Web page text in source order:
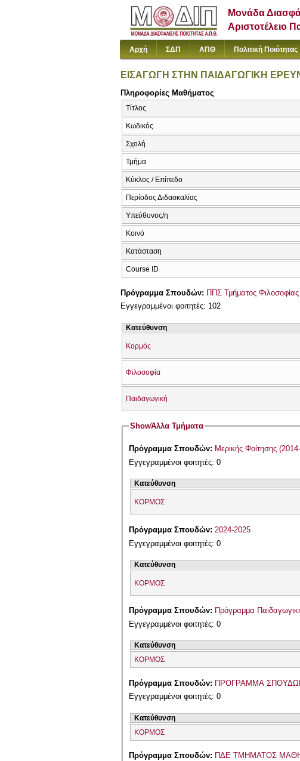
Μονάδα
Αριστοτέλειο
Αρχή ΣΔΠ ΑΠΘ Πολιτική Ποιότητας
ΕΙΣΑΓΩΓΗ ΣΤΗΝ ΠΑΙΔΑΓΩΓΙΚΗ
Πληροφορίες Μαθήματος
Τίτλος
Κωδικός
Σχολή
Τμήμα
Κύκλος / Επίπεδο
Περίοδος Διδασκαλίας
Υπεύθυνος/η
Κοινό
Κατάσταση
Course ID
Πρόγραμμα Σπουδών: ΠΠΣ Τμήματος
Εγγεγραμμένοι φοιτητές: 102
Κατεύθυνση
Κορμός
Φιλοσοφία
Παιδαγωγική
ShowΆλλα Τμήματα
Πρόγραμμα Σπουδών: Μερικής Φοίτησης
Εγγεγραμμένοι φοιτητές: 0
Κατεύθυνση
ΚΟΡΜΟΣ
Πρόγραμμα Σπουδών: 2024-2025
Εγγεγραμμένοι φοιτητές: 0
Κατεύθυνση
ΚΟΡΜΟΣ
Πρόγραμμα Σπουδών: Πρόγραμμα
Εγγεγραμμένοι φοιτητές: 0
Κατεύθυνση
ΚΟΡΜΟΣ
Πρόγραμμα Σπουδών: ΠΡΟΓΡΑΜΜΑ
Εγγεγραμμένοι φοιτητές: 0
Κατεύθυνση
ΚΟΡΜΟΣ
Πρόγραμμα Σπουδών: ΠΔΕ ΤΜΗΜΑΤΟΣ